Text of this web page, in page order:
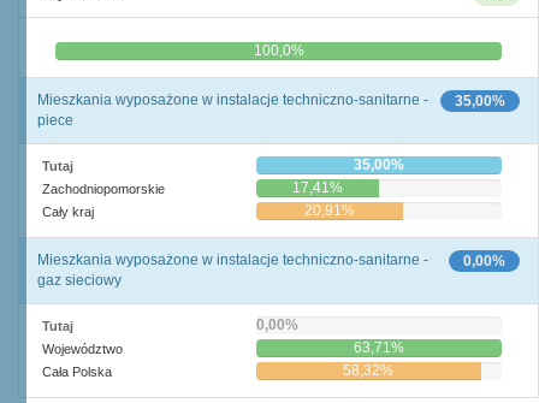
0,0% 100,0%
35,00%
Mieszkania wyposażone w instalacje techniczno-sanitarne -
piece
Tutaj 35,00%
Zachodniopomorskie 17,41%
Cały kraj 20,91%
0,00%
Mieszkania wyposażone w instalacje techniczno-sanitarne -
gaz sieciowy
Tutaj 0,00%
Województwo 63,71%
Cała Polska 58,32%